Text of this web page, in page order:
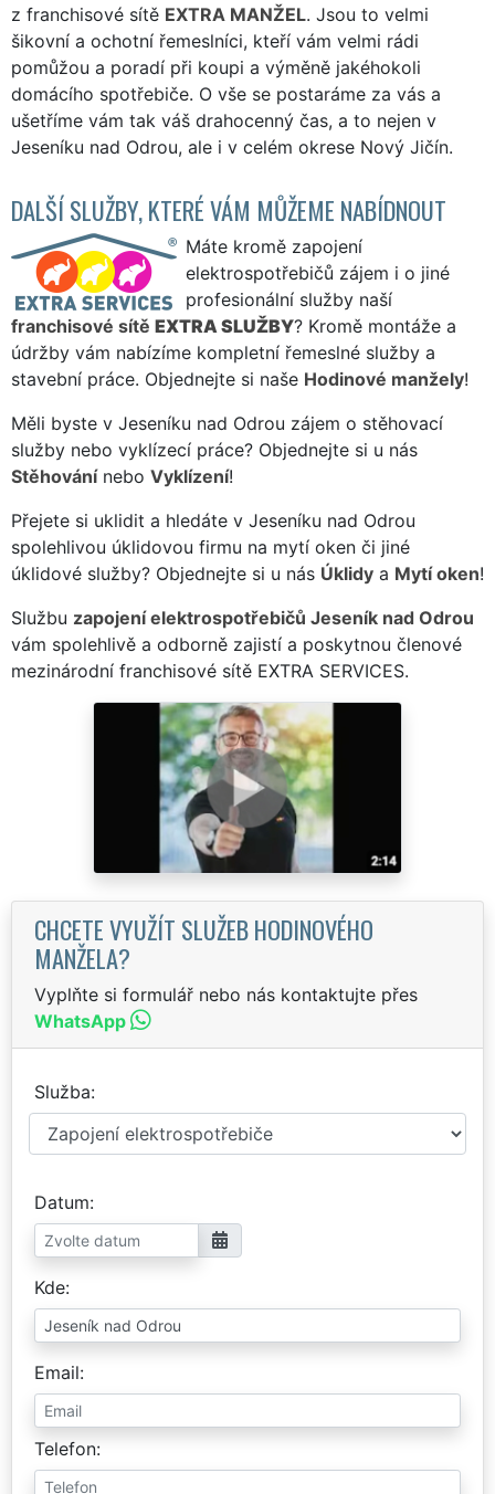
z franchisové sítě EXTRA MANŽEL. Jsou to velmi
šikovní a ochotní řemeslníci, kteří vám velmi rádi
pomůžou a poradí při koupi a výměně jakéhokoli
domácího spotřebiče. O vše se postaráme za vás a
ušetříme vám tak váš drahocenný čas, a to nejen v
Jeseníku nad Odrou, ale i v celém okrese Nový Jičín.
DALŠÍ SLUŽBY, KTERÉ VÁM MŮŽEME NABÍDNOUT
Máte kromě zapojení
elektrospotřebičů zájem i o jiné
profesionální služby naší
franchisové sítě EXTRA SLUŽBY? Kromě montáže a
údržby vám nabízíme kompletní řemeslné služby a
stavební práce. Objednejte si naše Hodinové manžely!
Měli byste v Jeseníku nad Odrou zájem o stěhovací
služby nebo vyklízecí práce? Objednejte si u nás
Stěhovánínebo Vyklízení!
Přejete si uklidit a hledáte v Jeseníku nad Odrou
spolehlivou úklidovou firmu na mytí oken či jiné
úklidové služby? Objednejte si u nás Úklidy a Mytí oken!
Službu zapojení elektrospotřebičů Jeseník nad Odrou
vám spolehlivě a odborně zajistí a poskytnou členové
mezinárodní franchisové sítě EXTRA SERVICES.
CHCETE VYUŽÍT SLUŽEB HODINOVÉHO
MANŽELA?
Vyplňte si formulář nebo nás kontaktujte přes
WhatsApp
Služba
Datum
Kde
Email
Telefon